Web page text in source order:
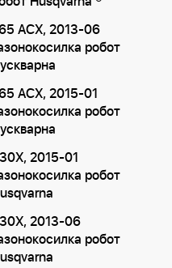
ACX, 2013-06
робот
ACX, 2015-01
робот
2015-01
робот
2013-06
робот